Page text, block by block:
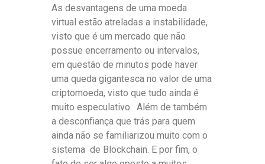
As desvantagens de uma moeda
virtual estão atreladas a instabilidade,
visto que é um mercado que não
possue encerramento ou intervalos,
em questão de minutos pode haver
uma queda gigantesca no valor de uma
criptomoeda, visto que tudo ainda é
muito especulativo. Além de também
a desconfiança que trás para quem
ainda não se familiarizou muito com o
sistema de Blockchain. E por fim, o